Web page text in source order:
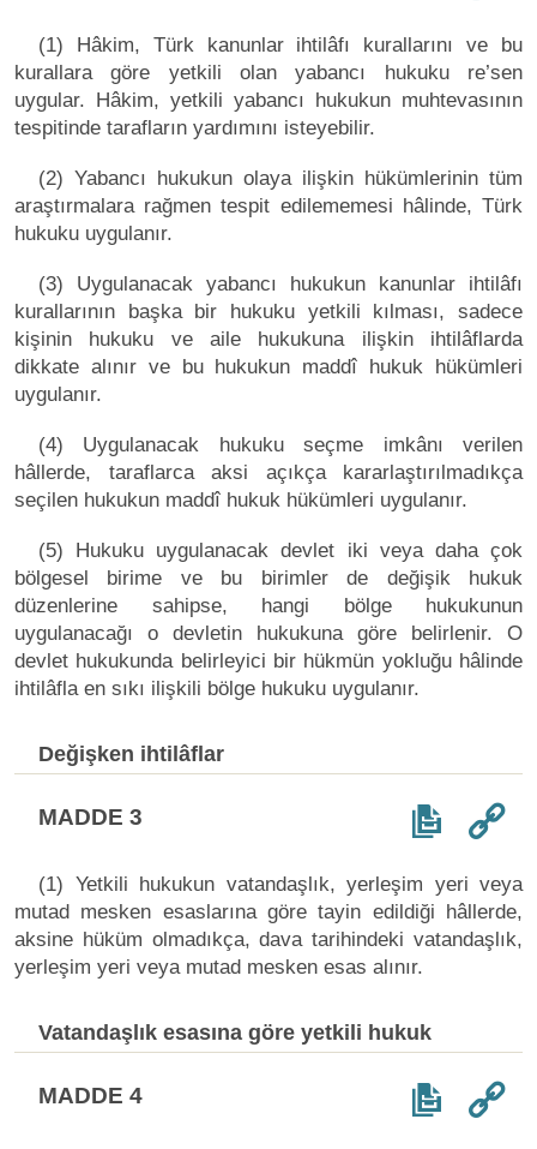
(1) Hâkim, Türk kanunlar ihtilâfı kurallarını ve bu
kurallara göre yetkili olan yabancı hukuku re’sen
uygular. Hâkim, yetkili yabancı hukukun muhtevasının
tespitinde tarafların yardımını isteyebilir.
(2) Yabancı hukukun olaya ilişkin hükümlerinin tüm
araştırmalara rağmen tespit edilememesi hâlinde, Türk
hukuku uygulanır.
(3) Uygulanacak yabancı hukukun kanunlar ihtilâfı
kurallarının başka bir hukuku yetkili kılması, sadece
kişinin hukuku ve aile hukukuna ilişkin ihtilâflarda
dikkate alınır ve bu hukukun maddî hukuk hükümleri
uygulanır.
(4) Uygulanacak hukuku seçme imkânı verilen
hâllerde, taraflarca aksi açıkça kararlaştırılmadıkça
seçilen hukukun maddî hukuk hükümleri uygulanır.
(5) Hukuku uygulanacak devlet iki veya daha çok
bölgesel birime ve bu birimler de değişik hukuk
düzenlerine sahipse, hangi bölge hukukunun
uygulanacağı o devletin hukukuna göre belirlenir. O
devlet hukukunda belirleyici bir hükmün yokluğu hâlinde
ihtilâfla en sıkı ilişkili bölge hukuku uygulanır.
Değişken ihtilâflar
MADDE 3
(1) Yetkili hukukun vatandaşlık, yerleşim yeri veya
mutad mesken esaslarına göre tayin edildiği hâllerde,
aksine hüküm olmadıkça, dava tarihindeki vatandaşlık,
yerleşim yeri veya mutad mesken esas alınır.
Vatandaşlık esasına göre yetkili hukuk
MADDE 4